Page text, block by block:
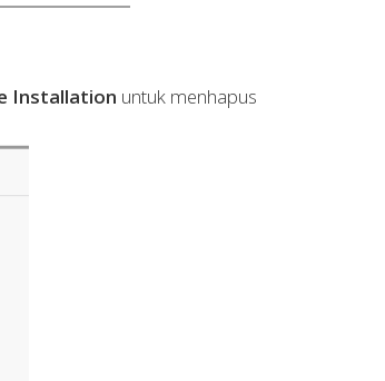
Installation untuk menhapus